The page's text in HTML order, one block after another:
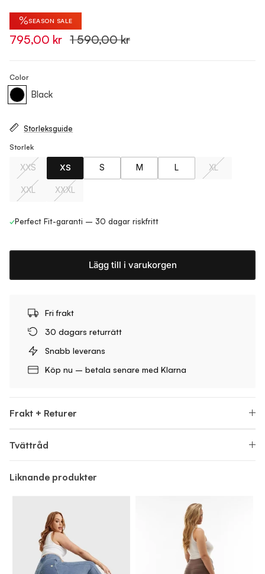
%SEASON SALE
795,00 kr 1 590,00 kr
Color
Black
Storleksguide
Storlek
XXS XS S M L XL
XXL XXXL
✓Perfect Fit-garanti – 30 dagar riskfritt
Lägg till i varukorgen
Fri frakt
30 dagars returrätt
Snabb leverans
Köp nu – betala senare med Klarna
Frakt + Returer
Tvättråd
Liknande produkter